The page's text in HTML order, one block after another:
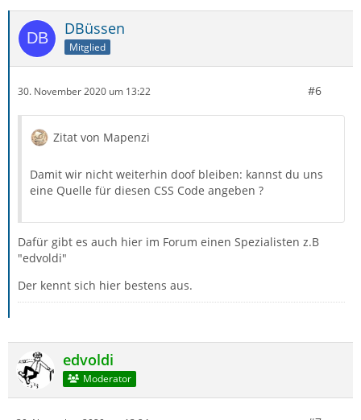
DBüssen
Mitglied
30. November 2020 um 13:22 #6
Zitat von Mapenzi
Damit wir nicht weiterhin doof bleiben: kannst du uns
eine Quelle für diesen CSS Code angeben ?
Dafür gibt es auch hier im Forum einen Spezialisten z.B
"edvoldi"
Der kennt sich hier bestens aus.
edvoldi
Moderator